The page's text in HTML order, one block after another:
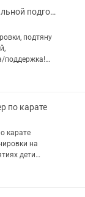
Тренер по индивидуальной подготовке по футболу!
подтяну
поддержка!
(в рамках
по карате
карате
на
интерес к